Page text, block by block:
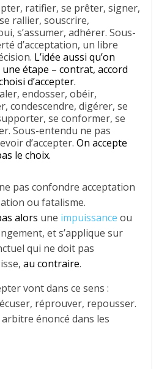
ratifier, se prêter, signer,
rallier, souscrire,
s’assumer, adhérer. Sous-
d’acceptation, un libre
L’idée aussi qu’on
étape – contrat, accord
d’accepter.
endosser, obéir,
condescendre, digérer, se
se conformer, se
Sous-entendu ne pas
d’accepter. On accepte
le choix.
ne pas confondre acceptation
ou fatalisme.
alors une impuissance ou
et s’applique sur
qui ne doit pas
au contraire.
vont dans ce sens :
réprouver, repousser.
énoncé dans les